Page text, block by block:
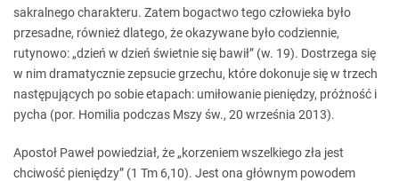
sakralnego charakteru. Zatem bogactwo tego człowieka było
przesadne, również dlatego, że okazywane było codziennie,
rutynowo: „dzień w dzień świetnie się bawił” (w. 19). Dostrzega się
w nim dramatycznie zepsucie grzechu, które dokonuje się w trzech
następujących po sobie etapach: umiłowanie pieniędzy, próżność i
pycha (por. Homilia podczas Mszy św., 20 września 2013).
Apostoł Paweł powiedział, że „korzeniem wszelkiego zła jest
chciwość pieniędzy” (1 Tm 6,10). Jest ona głównym powodem